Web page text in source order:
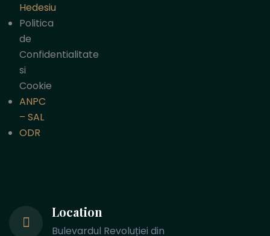
Hedesiu
Politica
de
Confidentialitate
si
Cookie
ANPC
– SAL
ODR
Location
Bulevardul Revoluției din